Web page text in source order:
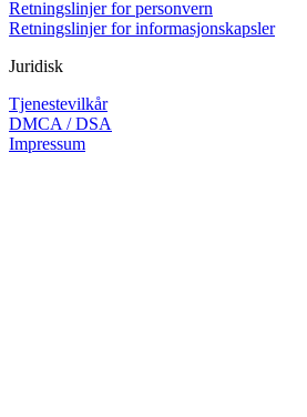
Retningslinjer for personvern
Retningslinjer for informasjonskapsler
Juridisk
Tjenestevilkår
DMCA / DSA
Impressum